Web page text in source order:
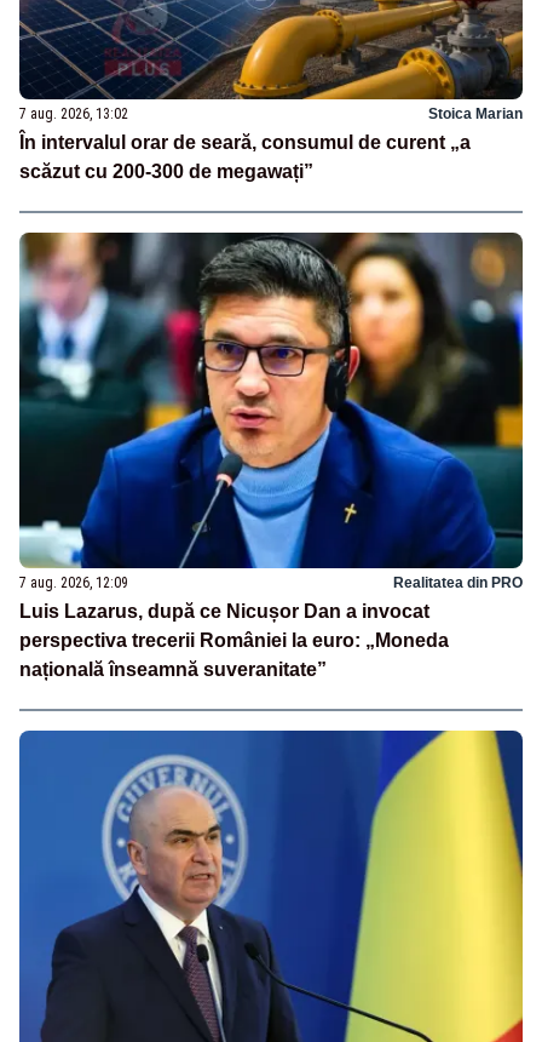
7 aug. 2026, 13:02 Stoica Marian
În intervalul orar de seară, consumul de curent „a
scăzut cu 200-300 de megawați”
7 aug. 2026, 12:09 Realitatea din PRO
Luis Lazarus, după ce Nicușor Dan a invocat
perspectiva trecerii României la euro: „Moneda
națională înseamnă suveranitate”